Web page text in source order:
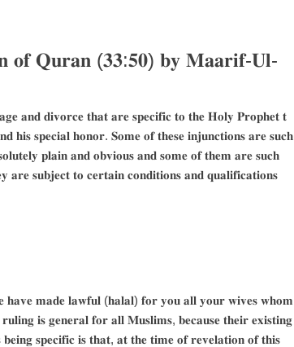
𝐨𝐟 𝐐𝐮𝐫𝐚𝐧 (𝟑𝟑:𝟓𝟎) 𝐛𝐲 𝐌𝐚𝐚𝐫𝐢𝐟-𝐔𝐥-
𝐚𝐧𝐝 𝐝𝐢𝐯𝐨𝐫𝐜𝐞 𝐭𝐡𝐚𝐭 𝐚𝐫𝐞 𝐬𝐩𝐞𝐜𝐢𝐟𝐢𝐜 𝐭𝐨 𝐭𝐡𝐞 𝐇𝐨𝐥𝐲 𝐏𝐫𝐨𝐩𝐡𝐞𝐭 𝐭
𝐡𝐢𝐬 𝐬𝐩𝐞𝐜𝐢𝐚𝐥 𝐡𝐨𝐧𝐨𝐫. 𝐒𝐨𝐦𝐞 𝐨𝐟 𝐭𝐡𝐞𝐬𝐞 𝐢𝐧𝐣𝐮𝐧𝐜𝐭𝐢𝐨𝐧𝐬 𝐚𝐫𝐞 𝐬𝐮𝐜𝐡
𝐩𝐥𝐚𝐢𝐧 𝐚𝐧𝐝 𝐨𝐛𝐯𝐢𝐨𝐮𝐬 𝐚𝐧𝐝 𝐬𝐨𝐦𝐞 𝐨𝐟 𝐭𝐡𝐞𝐦 𝐚𝐫𝐞 𝐬𝐮𝐜𝐡
𝐬𝐮𝐛𝐣𝐞𝐜𝐭 𝐭𝐨 𝐜𝐞𝐫𝐭𝐚𝐢𝐧 𝐜𝐨𝐧𝐝𝐢𝐭𝐢𝐨𝐧𝐬 𝐚𝐧𝐝 𝐪𝐮𝐚𝐥𝐢𝐟𝐢𝐜𝐚𝐭𝐢𝐨𝐧𝐬
𝐢𝐬 𝐠𝐞𝐧𝐞𝐫𝐚𝐥 𝐟𝐨𝐫 𝐚𝐥𝐥 𝐌𝐮𝐬𝐥𝐢𝐦𝐬, 𝐛𝐞𝐜𝐚𝐮𝐬𝐞 𝐭𝐡𝐞𝐢𝐫 𝐞𝐱𝐢𝐬𝐭𝐢𝐧𝐠
𝐬𝐩𝐞𝐜𝐢𝐟𝐢𝐜 𝐢𝐬 𝐭𝐡𝐚𝐭, 𝐚𝐭 𝐭𝐡𝐞 𝐭𝐢𝐦𝐞 𝐨𝐟 𝐫𝐞𝐯𝐞𝐥𝐚𝐭𝐢𝐨𝐧 𝐨𝐟 𝐭𝐡𝐢𝐬